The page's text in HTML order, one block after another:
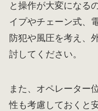
と操作が大変になる
イプやチェーン式、
防犯や風圧を考え、
討してください。
また、オペレーター
性も考慮しておくと